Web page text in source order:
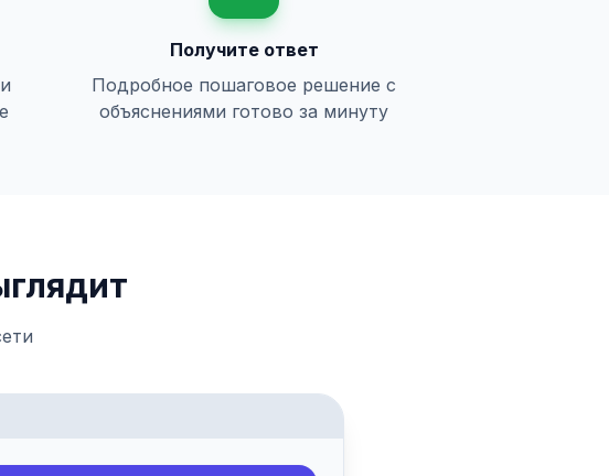
Получите ответ
Подробное пошаговое решение с
объяснениями готово за минуту